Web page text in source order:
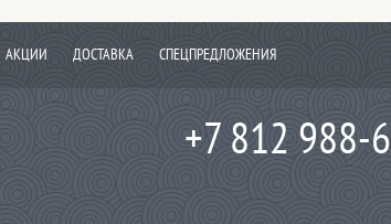
АКЦИИ ДОСТАВКА СПЕЦПРЕДЛОЖЕНИЯ
+7 812 988-